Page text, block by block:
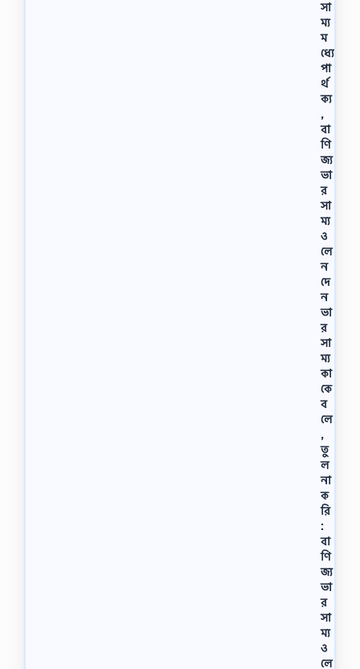
সা
ম্য
ম
ধ্যে
পা
র্থ
ক্য
,
বা
ণি
জ্য
ভা
র
সা
ম্য
ও
লে
ন
দে
ন
ভা
র
সা
ম্য
কা
কে
ব
লে
,
তু
ল
না
ক
রি
:
বা
ণি
জ্য
ভা
র
সা
ম্য
ও
লে